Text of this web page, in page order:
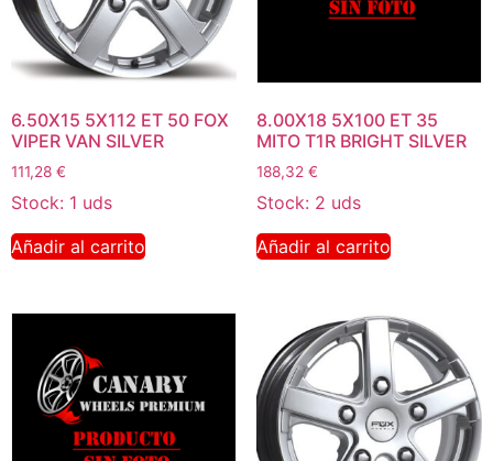
6.50X15 5X112 ET 50 FOX
VIPER VAN SILVER
111,28 €
Stock: 1 uds
Añadir al carrito
8.00X18 5X100 ET 35
MITO T1R BRIGHT SILVER
188,32 €
Stock: 2 uds
Añadir al carrito